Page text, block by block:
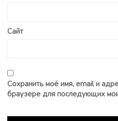
Сайт
Сохранить моё имя, email и
браузере для последующих